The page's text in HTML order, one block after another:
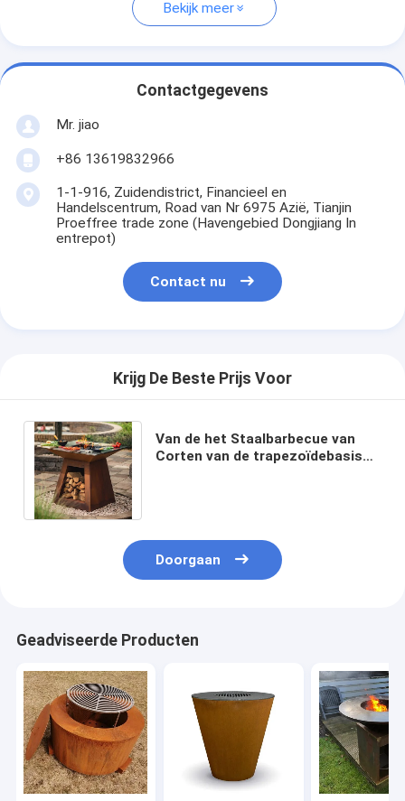
Bekijk meer
Contactgegevens
Mr. jiao
+86 13619832966
1-1-916, Zuidendistrict, Financieel en
Handelscentrum, Road van Nr 6975 Azië, Tianjin
Proeffree trade zone (Havengebied Dongjiang In
entrepot)
Contact nu
Krijg De Beste Prijs Voor
Van de het Staalbarbecue van
Corten van de trapezoïdebasis
Doorgaan
Geadviseerde Producten